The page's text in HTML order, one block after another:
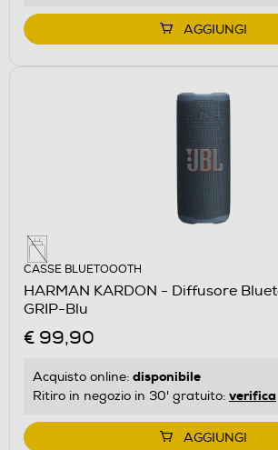
AGGIUNGI
CASSE BLUETOOOTH
HARMAN KARDON - Diffusore
GRIP-Blu
€ 99,90
Acquisto online: disponibile
Ritiro in negozio in 30' gratuito: verifica
AGGIUNGI